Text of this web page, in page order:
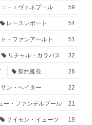
・エヴェネプール 59
レースレポート 54
・ファンアールト 51
リチャル・カラパス 32
契約延長 26
ン・ヘイター 22
ー・ファンデルプール 21
サイモン・イェーツ 19